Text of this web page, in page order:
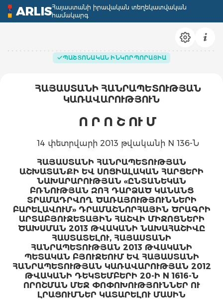
ARLISՀայաստանի իրավական տեղեկատվական
համակարգ
ՊԱՇՏՈՆԱԿԱՆ ԻՆԿՈՐՊՈՐԱՑԻԱ
ՀԱՅԱՍՏԱՆԻ ՀԱՆՐԱՊԵՏՈՒԹՅԱՆ
ԿԱՌԱՎԱՐՈՒԹՅՈՒՆ
Ո Ր Ո Շ ՈՒ Մ
14 փետրվարի 2013 թվականի N 136-Ն
ՀԱՅԱՍՏԱՆԻ ՀԱՆՐԱՊԵՏՈՒԹՅԱՆ
ԱՇԽԱՏԱՆՔԻ ԵՎ ՍՈՑԻԱԼԱԿԱՆ ՀԱՐՑԵՐԻ
ՆԱԽԱՐԱՐՈՒԹՅԱՆ «ԸՆՏԱՆԵԿԱՆ
ԲՌՆՈՒԹՅԱՆ ԶՈՀ ԴԱՐՁԱԾ ԿԱՆԱՆՑ
ՏՐԱՄԱԴՐՎՈՂ ԾԱՌԱՅՈՒԹՅՈՒՆՆԵՐԻ
ԲԱՐԵԼԱՎՈՒՄ» ԴՐԱՄԱՇՆՈՐՀԱՅԻՆ ԾՐԱԳՐԻ
ԱՐՏԱԲՅՈՒՋԵՏԱՅԻՆ ՀԱՇՎԻ ՄԻՋՈՑՆԵՐԻ
ԾԱԽՍՄԱՆ 2013 ԹՎԱԿԱՆԻ ՆԱԽԱՀԱՇԻՎԸ
ՀԱՍՏԱՏԵԼՈՒ, ՀԱՅԱՍՏԱՆԻ
ՀԱՆՐԱՊԵՏՈՒԹՅԱՆ 2013 ԹՎԱԿԱՆԻ
ՊԵՏԱԿԱՆ ԲՅՈՒՋԵՈՒՄ ԵՎ ՀԱՅԱՍՏԱՆԻ
ՀԱՆՐԱՊԵՏՈՒԹՅԱՆ ԿԱՌԱՎԱՐՈՒԹՅԱՆ 2012
ԹՎԱԿԱՆԻ ԴԵԿՏԵՄԲԵՐԻ 20-Ի N 1616-Ն
ՈՐՈՇՄԱՆ ՄԵՋ ՓՈՓՈԽՈՒԹՅՈՒՆՆԵՐ ՈՒ
ԼՐԱՑՈՒՄՆԵՐ ԿԱՏԱՐԵԼՈՒ ՄԱՍԻՆ